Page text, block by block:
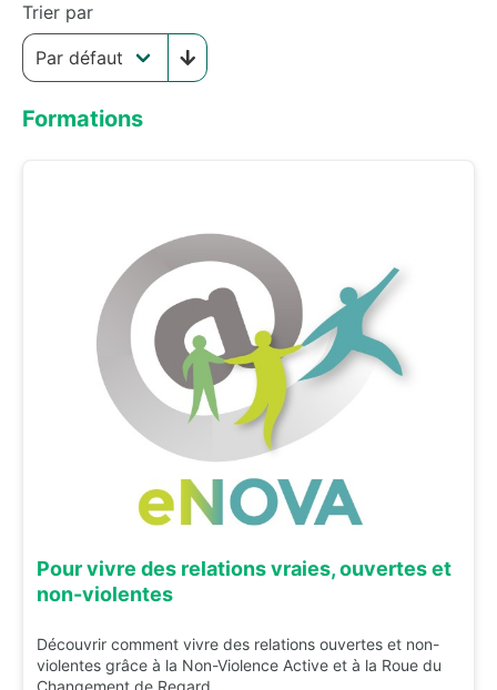
Trier par
Formations
Pour vivre des relations vraies, ouvertes et
non-violentes
Découvrir comment vivre des relations ouvertes et non-
violentes grâce à la Non-Violence Active et à la Roue du
Changement de Regard.